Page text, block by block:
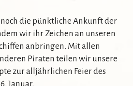
die pünktliche Ankunft der
wir ihr Zeichen an unseren
anbringen. Mit allen
Piraten teilen wir unsere
zur alljährlichen Feier des
Januar.